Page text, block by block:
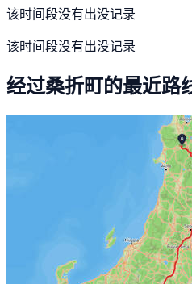
该时间段没有出没记录
该时间段没有出没记录
经过桑折町的最近路